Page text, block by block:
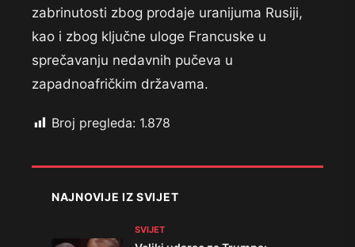
zabrinutosti zbog prodaje uranijuma Rusiji,
kao i zbog ključne uloge Francuske u
sprečavanju nedavnih pučeva u
zapadnoafričkim državama.
Broj pregleda: 1.878
NAJNOVIJE IZ SVIJET
SVIJET